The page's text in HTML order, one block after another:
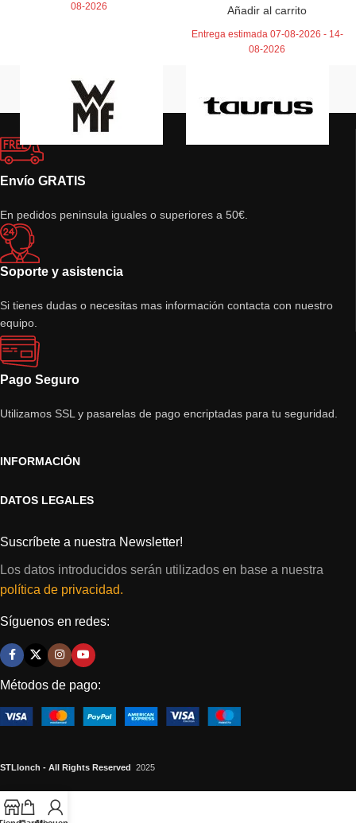
08-2026
Añadir al carrito
Entrega estimada 07-08-2026 - 14-
08-2026
Envío GRATIS
En pedidos peninsula iguales o superiores a 50€.
Soporte y asistencia
Si tienes dudas o necesitas mas información contacta con nuestro
equipo.
Pago Seguro
Utilizamos SSL y pasarelas de pago encriptadas para tu seguridad.
INFORMACIÓN
DATOS LEGALES
Suscríbete a nuestra Newsletter!
Los datos introducidos serán utilizados en base a nuestra
política de privacidad.
Síguenos en redes:
Métodos de pago:
STLlonch - All Rights Reserved 2025